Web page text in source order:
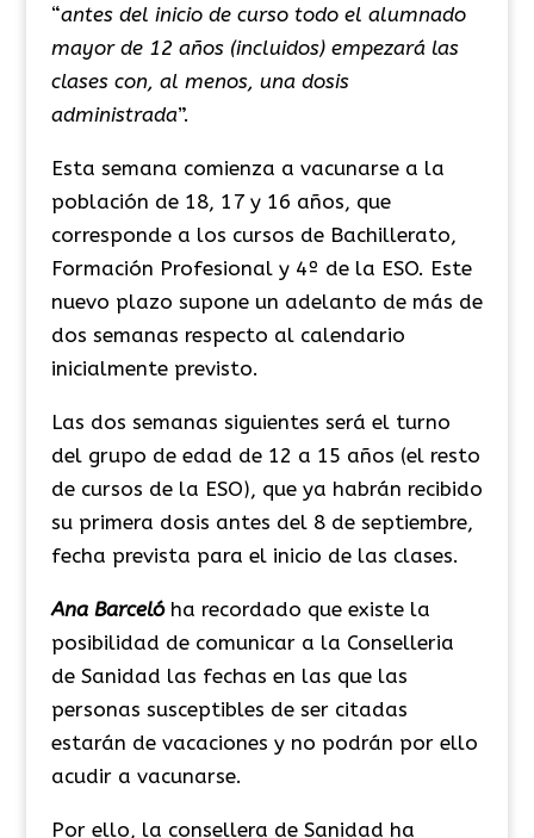
“antes del inicio de curso todo el alumnado
mayor de 12 años (incluidos) empezará las
clases con, al menos, una dosis
administrada”.
Esta semana comienza a vacunarse a la
población de 18, 17 y 16 años, que
corresponde a los cursos de Bachillerato,
Formación Profesional y 4º de la ESO. Este
nuevo plazo supone un adelanto de más de
dos semanas respecto al calendario
inicialmente previsto.
Las dos semanas siguientes será el turno
del grupo de edad de 12 a 15 años (el resto
de cursos de la ESO), que ya habrán recibido
su primera dosis antes del 8 de septiembre,
fecha prevista para el inicio de las clases.
Ana Barcelóha recordado que existe la
posibilidad de comunicar a la Conselleria
de Sanidad las fechas en las que las
personas susceptibles de ser citadas
estarán de vacaciones y no podrán por ello
acudir a vacunarse.
Por ello, la consellera de Sanidad ha